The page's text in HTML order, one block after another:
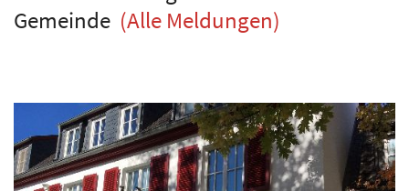
Gemeinde (Alle Meldungen)